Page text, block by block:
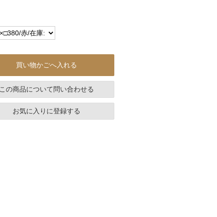
買い物かごへ入れる
の商品について問い合わせる
お気に入りに登録する